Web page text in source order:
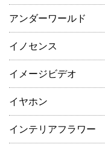
アンダーワールド
イノセンス
イメージビデオ
イヤホン
インテリアフラワー